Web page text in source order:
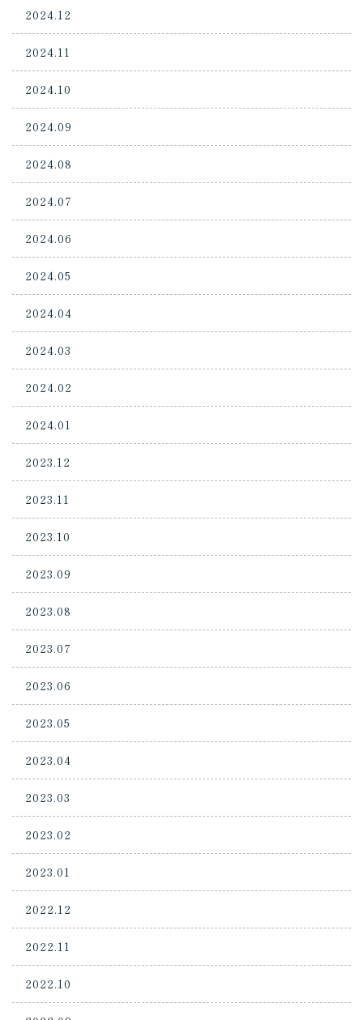
2024.12
2024.11
2024.10
2024.09
2024.08
2024.07
2024.06
2024.05
2024.04
2024.03
2024.02
2024.01
2023.12
2023.11
2023.10
2023.09
2023.08
2023.07
2023.06
2023.05
2023.04
2023.03
2023.02
2023.01
2022.12
2022.11
2022.10